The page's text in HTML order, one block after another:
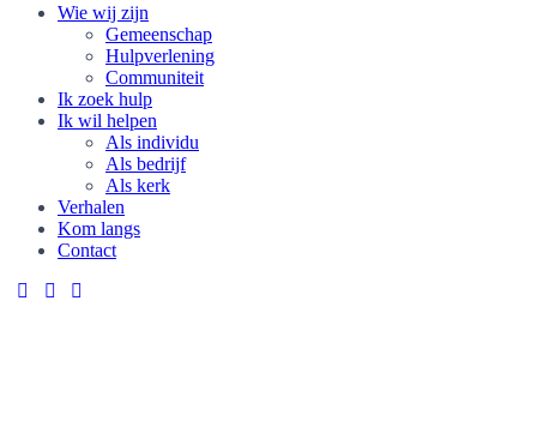
Wie wij zijn
Gemeenschap
Hulpverlening
Communiteit
Ik zoek hulp
Ik wil helpen
Als individu
Als bedrijf
Als kerk
Verhalen
Kom langs
Contact